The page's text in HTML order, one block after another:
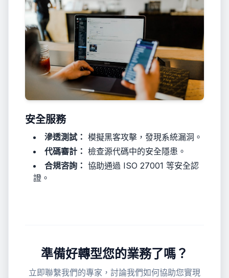
安全服務
滲透測試： 模擬黑客攻擊，發現系統漏洞。
代碼審計： 檢查源代碼中的安全隱患。
合規咨詢： 協助通過 ISO 27001 等安全認
證。
準備好轉型您的業務了嗎？
立即聯繫我們的專家，討論我們如何協助您實現